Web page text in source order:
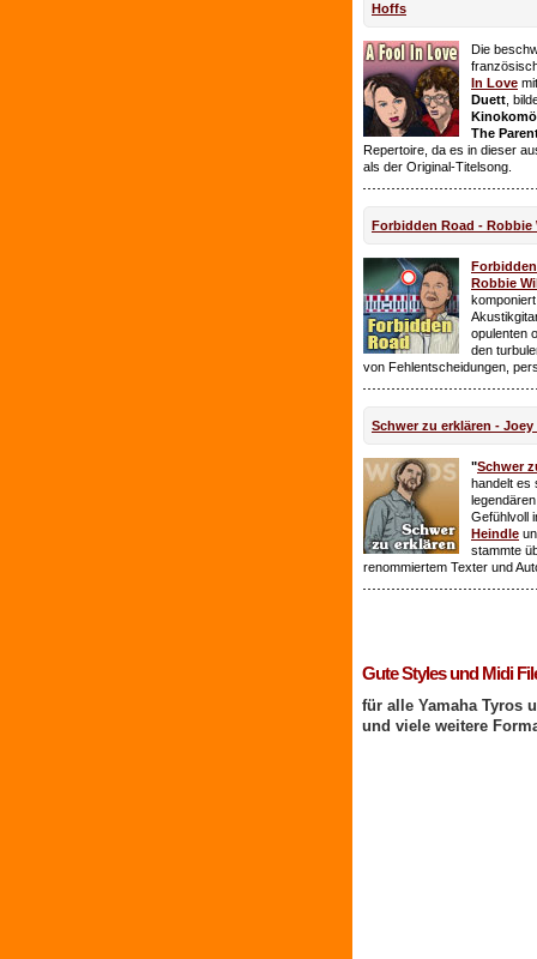
Hoffs
Die
In Love
Duett ,
The
Repertoire, da es in dieser
als der Original-Titelsong.
Forbidden Road - Robbie
Robbie
opulenten
den
von Fehlentscheidungen,
Schwer zu erklären - Joey
"Schwer
handelt es
Gefühlvoll
Heindle
stammte
renommiertem Texter und
Gute Styles und Midi
für alle Yamaha Tyros
und viele weitere